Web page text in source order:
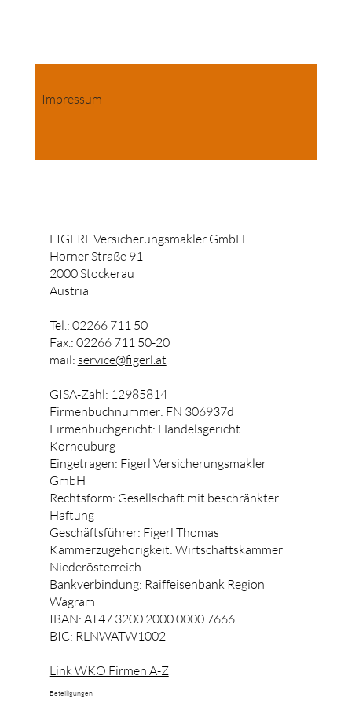
Impressum
FIGERL Versicherungsmakler GmbH
Horner Straße 91
2000 Stockerau
Austria
Tel.: 02266 711 50
Fax.: 02266 711 50-20
mail: service@figerl.at
GISA-Zahl: 12985814
Firmenbuchnummer: FN 306937d
Firmenbuchgericht: Handelsgericht
Korneuburg
Eingetragen: Figerl Versicherungsmakler
GmbH
Rechtsform: Gesellschaft mit beschränkter
Haftung
Geschäftsführer: Figerl Thomas
Kammerzugehörigkeit: Wirtschaftskammer
Niederösterreich
Bankverbindung: Raiffeisenbank Region
Wagram
IBAN: AT47 3200 2000 0000 7666
BIC: RLNWATW1002
Link WKO Firmen A-Z
Beteiligungen